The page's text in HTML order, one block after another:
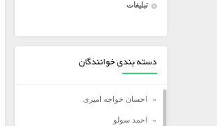
تبلیغات
دسته بندی خوانندگان
احسان خواجه امیری
احمد سولو